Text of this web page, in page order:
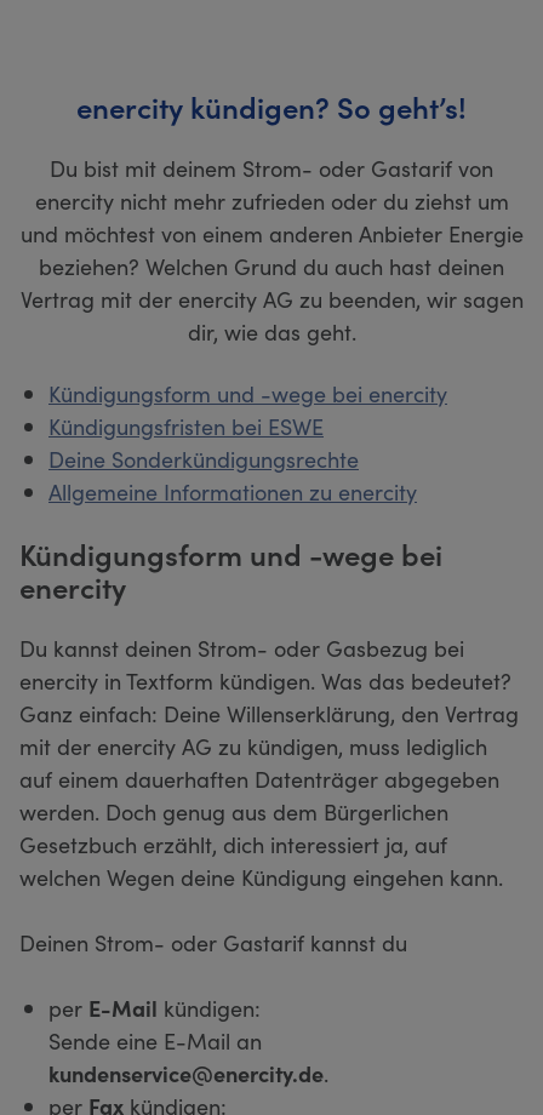
enercity kündigen? So geht’s!
Du bist mit deinem Strom- oder Gastarif von
enercity nicht mehr zufrieden oder du ziehst um
und möchtest von einem anderen Anbieter Energie
beziehen? Welchen Grund du auch hast deinen
Vertrag mit der enercity AG zu beenden, wir sagen
dir, wie das geht.
Kündigungsform und -wege bei enercity
Kündigungsfristen bei ESWE
Deine Sonderkündigungsrechte
Allgemeine Informationen zu enercity
Kündigungsform und -wege bei
enercity
Du kannst deinen Strom- oder Gasbezug bei
enercity in Textform kündigen. Was das bedeutet?
Ganz einfach: Deine Willenserklärung, den Vertrag
mit der enercity AG zu kündigen, muss lediglich
auf einem dauerhaften Datenträger abgegeben
werden. Doch genug aus dem Bürgerlichen
Gesetzbuch erzählt, dich interessiert ja, auf
welchen Wegen deine Kündigung eingehen kann.
Deinen Strom- oder Gastarif kannst du
per E-Mail kündigen:
Sende eine E-Mail an
kundenservice@enercity.de.
per Fax kündigen: